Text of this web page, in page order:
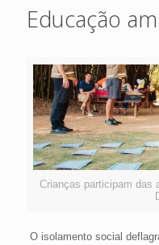
Educação
Crianças participam das
O isolamento social